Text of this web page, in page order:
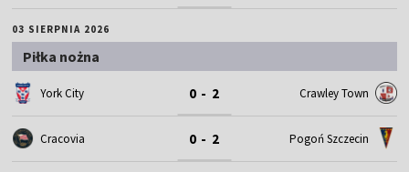
03 SIERPNIA 2026
Piłka nożna
York City 0 - 2 Crawley Town
Cracovia 0 - 2 Pogoń Szczecin